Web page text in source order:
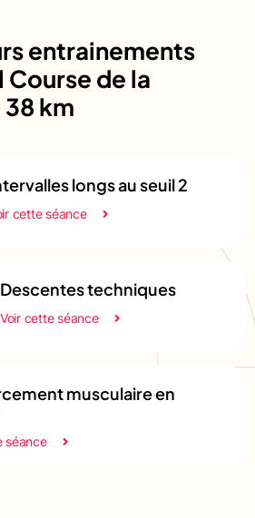
entrainements
de la
km
longs au seuil 2
cette séance
Descentes techniques
Voir cette séance
musculaire en
séance